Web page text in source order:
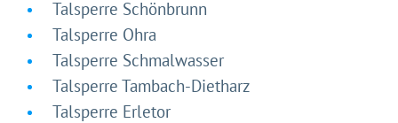
Talsperre Schönbrunn
Talsperre Ohra
Talsperre Schmalwasser
Talsperre Tambach-Dietharz
Talsperre Erletor